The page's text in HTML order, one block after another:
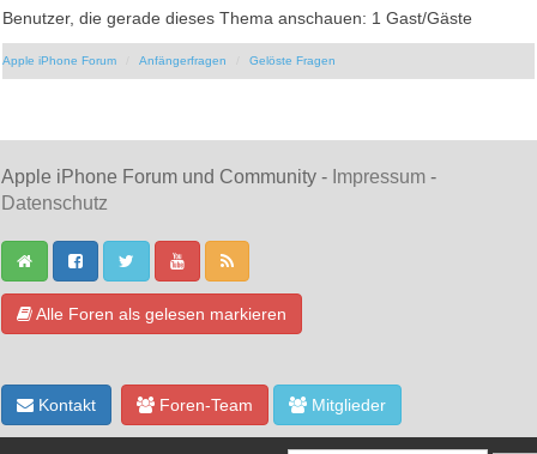
Benutzer, die gerade dieses Thema anschauen: 1 Gast/Gäste
Apple iPhone Forum Anfängerfragen Gelöste Fragen
Apple iPhone Forum und Community - Impressum -
Datenschutz
Alle Foren als gelesen markieren
Kontakt Foren-Team Mitglieder